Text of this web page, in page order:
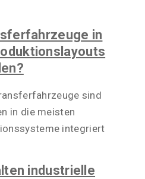
in
sind
in die meisten
integriert
industrielle